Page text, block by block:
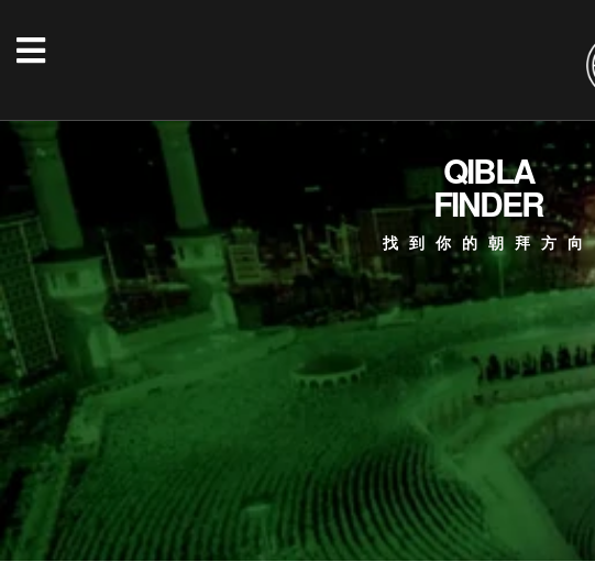
QIBLA
FINDER
找到你的朝拜方向